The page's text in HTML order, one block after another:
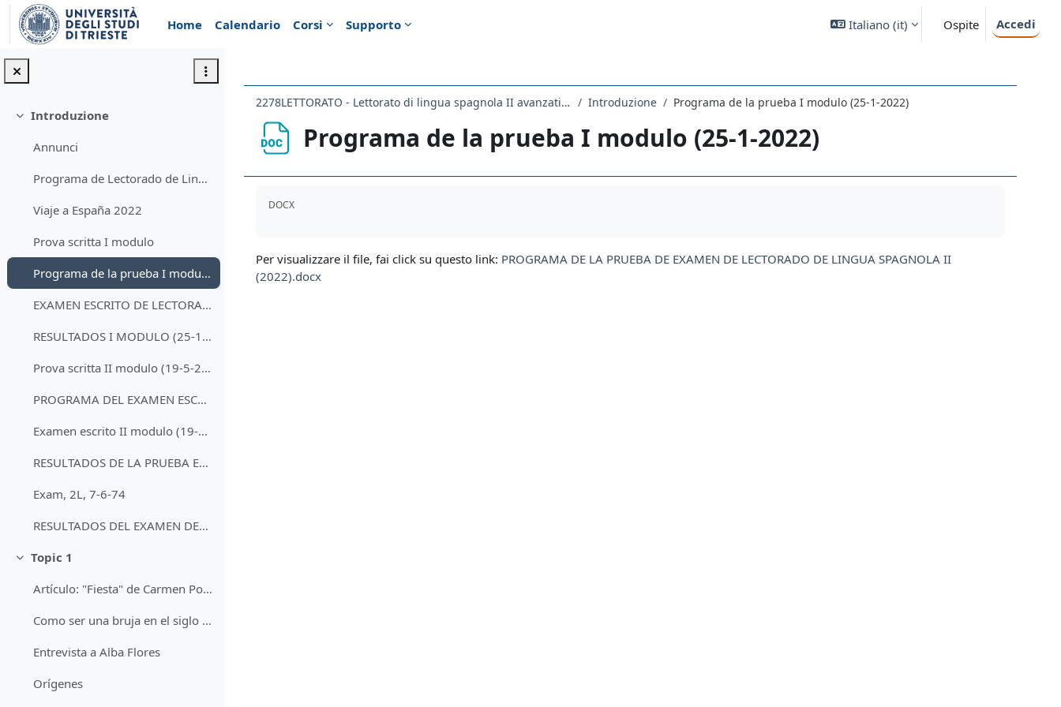
Vai al contenuto principale
Home
Calendario Corsi Supporto Italiano ‎(it)‎ Ospite Accedi
Minimizza
Introduzione
Annunci
Programa de Lectorado de Lingua Spagnola II (2021-2022)
Viaje a España 2022
Prova scritta I modulo
Programa de la prueba I modulo (25-1-2022)
EXAMEN ESCRITO DE LECTORADO DE LINGUA SPAGNOLA II (25-1-22)
RESULTADOS I MODULO (25-1-22)
Prova scritta II modulo (19-5-22) hora 16 Aula B
PROGRAMA DEL EXAMEN ESCRITO II MODULO (19-5-22)
Examen escrito II modulo (19-5-22)
RESULTADOS DE LA PRUEBA ESCRITA 19-5-22
Exam, 2L, 7-6-74
RESULTADOS DEL EXAMEN DEL 7-6-2022
Minimizza
Topic 1
Artículo: "Fiesta" de Carmen Posadas
Como ser una bruja en el siglo XXI
Entrevista a Alba Flores
Orígenes
2278LETTORATO - Lettorato di lingua spagnola II avanzati 2021 Introduzione Programa de la prueba I modulo (25-1-2022)
Programa de la prueba I modulo (25-1-2022)
DOCX
Per visualizzare il file, fai click su questo link: PROGRAMA DE LA PRUEBA DE EXAMEN DE LECTORADO DE LINGUA SPAGNOLA II
(2022).docx